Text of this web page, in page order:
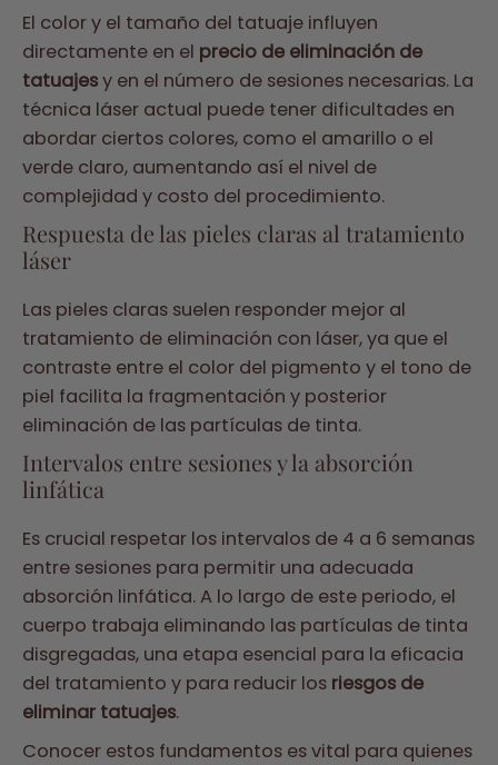
El color y el tamaño del tatuaje influyen
directamente en el precio de eliminación de
tatuajesy en el número de sesiones necesarias. La
técnica láser actual puede tener dificultades en
abordar ciertos colores, como el amarillo o el
verde claro, aumentando así el nivel de
complejidad y costo del procedimiento.
Respuesta de las pieles claras al tratamiento
láser
Las pieles claras suelen responder mejor al
tratamiento de eliminación con láser, ya que el
contraste entre el color del pigmento y el tono de
piel facilita la fragmentación y posterior
eliminación de las partículas de tinta.
Intervalos entre sesiones y la absorción
linfática
Es crucial respetar los intervalos de 4 a 6 semanas
entre sesiones para permitir una adecuada
absorción linfática. A lo largo de este periodo, el
cuerpo trabaja eliminando las partículas de tinta
disgregadas, una etapa esencial para la eficacia
del tratamiento y para reducir los riesgos de
eliminar tatuajes.
Conocer estos fundamentos es vital para quienes